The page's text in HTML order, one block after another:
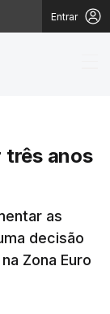
Entrar
três anos
as
decisão
Zona Euro